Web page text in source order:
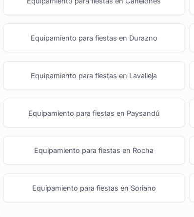
Equipamiento para fiestas en Durazno
Equipamiento para fiestas en Lavalleja
Equipamiento para fiestas en Paysandú
Equipamiento para fiestas en Rocha
Equipamiento para fiestas en Soriano